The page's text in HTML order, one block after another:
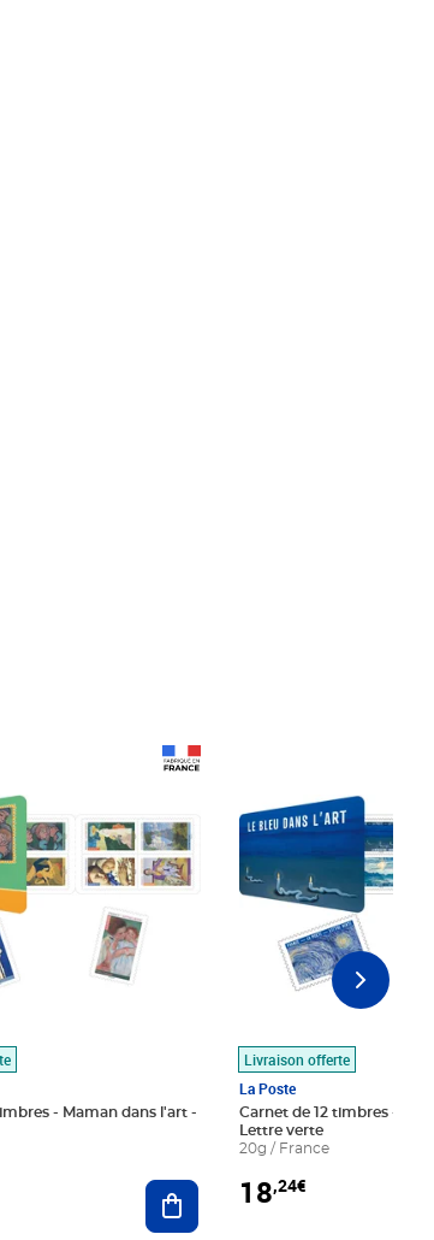
- Maman dans l'art -
Ajouter au panier
Livraison offerte
La Poste
Carnet de 12 timbres - Le
Lettre verte
20g / France
18,24€